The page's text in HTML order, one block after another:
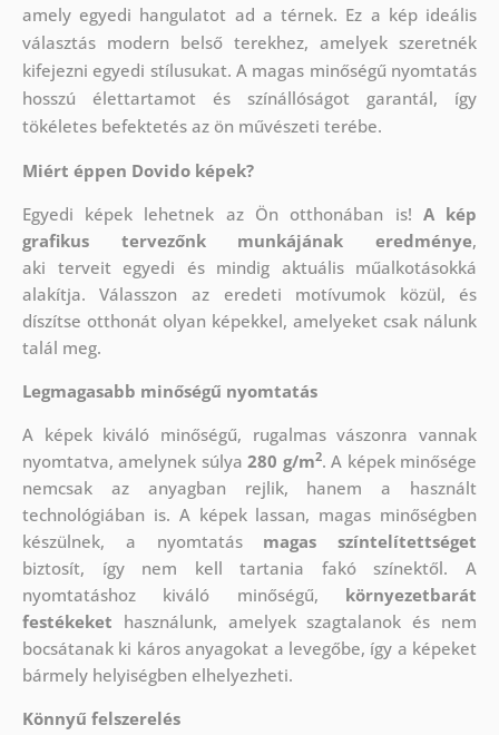
amely egyedi hangulatot ad a térnek. Ez a kép ideális
választás modern belső terekhez, amelyek szeretnék
kifejezni egyedi stílusukat. A magas minőségű nyomtatás
hosszú élettartamot és színállóságot garantál, így
tökéletes befektetés az ön művészeti terébe.
Miért éppen Dovido képek?
Egyedi képek lehetnek az Ön otthonában is! A kép
grafikus tervezőnk munkájának eredménye,
aki terveit egyedi és mindig aktuális műalkotásokká
alakítja. Válasszon az eredeti motívumok közül, és
díszítse otthonát olyan képekkel, amelyeket csak nálunk
talál meg.
Legmagasabb minőségű nyomtatás
A képek kiváló minőségű, rugalmas vászonra vannak
nyomtatva, amelynek súlya280 g/m2. A képek minősége
nemcsak az anyagban rejlik, hanem a használt
technológiában is. A képek lassan, magas minőségben
készülnek, a nyomtatás magas színtelítettséget
biztosít, így nem kell tartania fakó színektől. A
nyomtatáshoz kiváló minőségű, környezetbarát
festékeket használunk, amelyek szagtalanok és nem
bocsátanak ki káros anyagokat a levegőbe, így a képeket
bármely helyiségben elhelyezheti.
Könnyű felszerelés